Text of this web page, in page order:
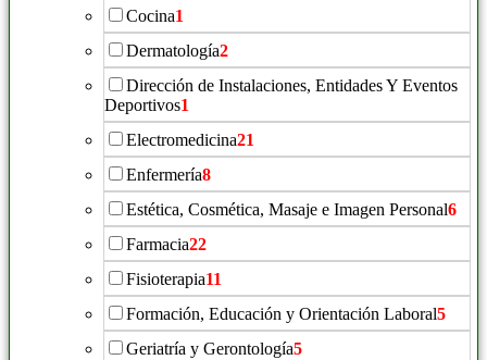
Cocina1
Dermatología2
Dirección de Instalaciones, Entidades Y Eventos
Deportivos1
Electromedicina21
Enfermería8
Estética, Cosmética, Masaje e Imagen Personal6
Farmacia22
Fisioterapia11
Formación, Educación y Orientación Laboral5
Geriatría y Gerontología5